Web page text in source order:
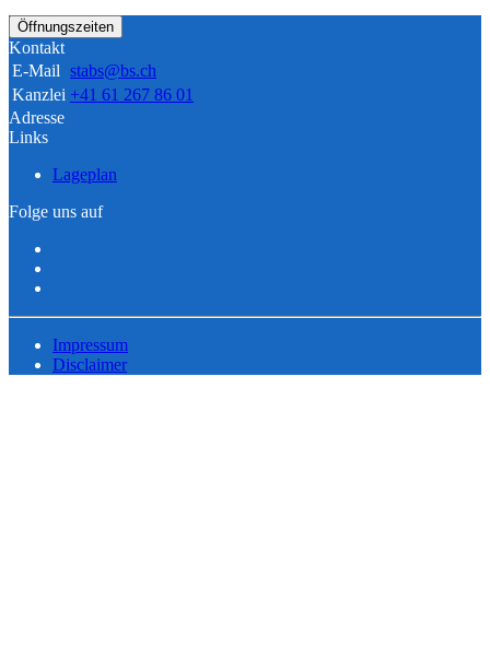
Öffnungszeiten
Kontakt
E-Mail stabs@bs.ch
Kanzlei +41 61 267 86 01
Adresse
Links
Lageplan
Folge uns auf
Impressum
Disclaimer